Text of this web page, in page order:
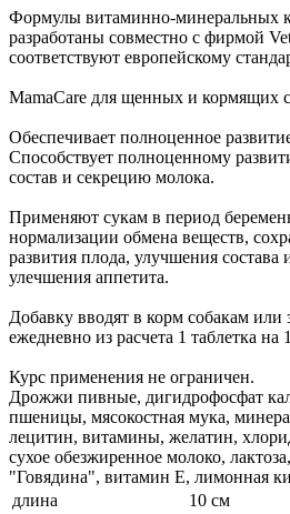
Формулы витаминно-минеральных
разработаны совместно с фирмой
соответствуют европейскому
MamaCare для щенных и кормящих
Обеспечивает полноценное
Способствует полноценному
состав и секрецию молока.
Применяют сукам в период
нормализации обмена веществ,
развития плода, улучшения состава
улечшения аппетита.
Добавку вводят в корм собакам или
ежедневно из расчета 1 таблетка на
Курс применения не ограничен.
Дрожжи пивные, дигидрофосфат
пшеницы, мясокостная мука,
лецитин, витамины, желатин,
сухое обезжиренное молоко,
"Говядина", витамин Е, лимонная
длина
10 см